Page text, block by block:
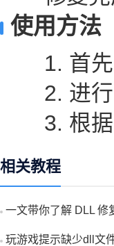
使用方法
1. 首先
2. 进行
3. 根据
相关教程
一文带你了解 DLL 修
玩游戏提示缺少dll文